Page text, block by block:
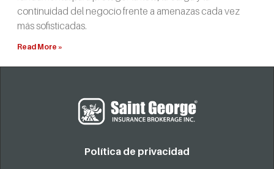
continuidad del negocio frente a amenazas cada vez
más sofisticadas.
Read More »
Política de privacidad